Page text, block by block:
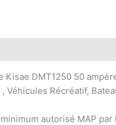
Kisae DMT1250 50
Véhicules Récréatif,
autorisé MAP par